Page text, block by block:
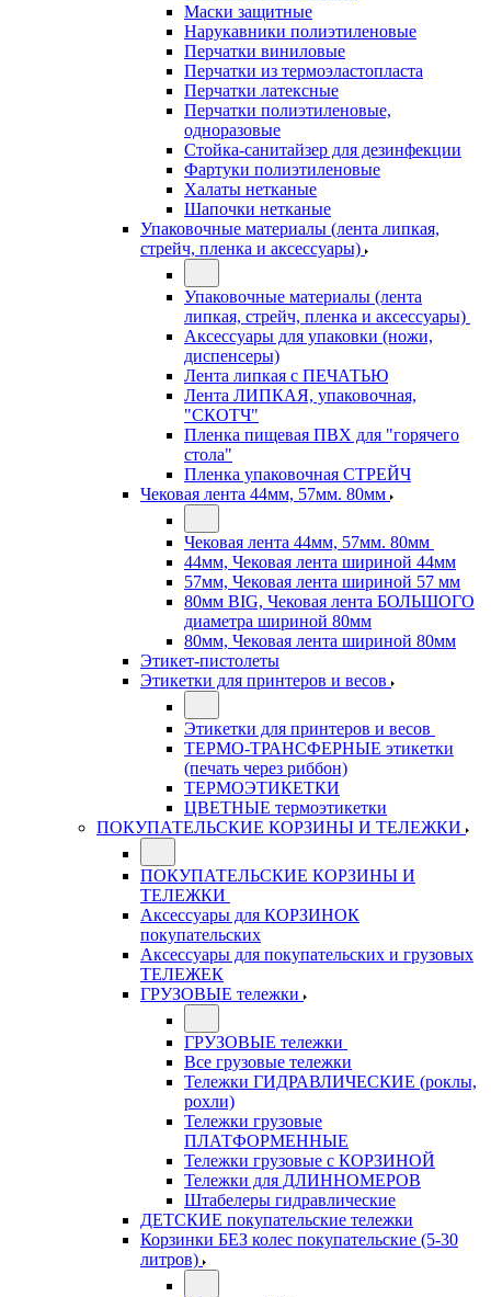
Маски защитные
Нарукавники полиэтиленовые
Перчатки виниловые
Перчатки из термоэластопласта
Перчатки латексные
Перчатки полиэтиленовые,
одноразовые
Стойка-санитайзер для дезинфекции
Фартуки полиэтиленовые
Халаты нетканые
Шапочки нетканые
Упаковочные материалы (лента липкая,
стрейч, пленка и аксессуары)
Упаковочные материалы (лента
липкая, стрейч, пленка и аксессуары)
Аксессуары для упаковки (ножи,
диспенсеры)
Лента липкая с ПЕЧАТЬЮ
Лента ЛИПКАЯ, упаковочная,
"СКОТЧ"
Пленка пищевая ПВХ для "горячего
стола"
Пленка упаковочная СТРЕЙЧ
Чековая лента 44мм, 57мм. 80мм
Чековая лента 44мм, 57мм. 80мм
44мм, Чековая лента шириной 44мм
57мм, Чековая лента шириной 57 мм
80мм BIG, Чековая лента БОЛЬШОГО
диаметра шириной 80мм
80мм, Чековая лента шириной 80мм
Этикет-пистолеты
Этикетки для принтеров и весов
Этикетки для принтеров и весов
ТЕРМО-ТРАНСФЕРНЫЕ этикетки
(печать через риббон)
ТЕРМОЭТИКЕТКИ
ЦВЕТНЫЕ термоэтикетки
ПОКУПАТЕЛЬСКИЕ КОРЗИНЫ И ТЕЛЕЖКИ
ПОКУПАТЕЛЬСКИЕ КОРЗИНЫ И
ТЕЛЕЖКИ
Аксессуары для КОРЗИНОК
покупательских
Аксессуары для покупательских и грузовых
ТЕЛЕЖЕК
ГРУЗОВЫЕ тележки
ГРУЗОВЫЕ тележки
Все грузовые тележки
Тележки ГИДРАВЛИЧЕСКИЕ (роклы,
рохли)
Тележки грузовые
ПЛАТФОРМЕННЫЕ
Тележки грузовые с КОРЗИНОЙ
Тележки для ДЛИННОМЕРОВ
Штабелеры гидравлические
ДЕТСКИЕ покупательские тележки
Корзинки БЕЗ колес покупательские (5-30
литров)